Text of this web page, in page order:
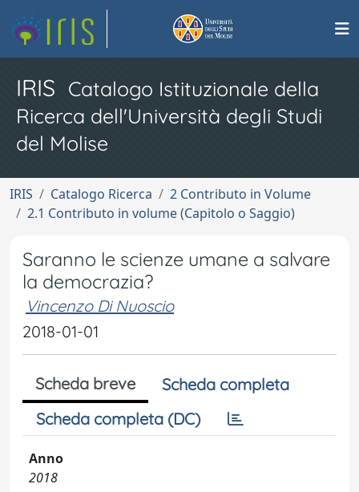
IRIS Catalogo Istituzionale della
Ricerca dell'Università degli Studi
del Molise
IRIS Catalogo Ricerca
2 Contributo in Volume
2.1 Contributo in volume (Capitolo o Saggio)
Saranno le scienze umane a salvare
la democrazia?
Vincenzo Di Nuoscio
2018-01-01
Scheda breve
Scheda completa
Scheda completa (DC)
Anno
2018